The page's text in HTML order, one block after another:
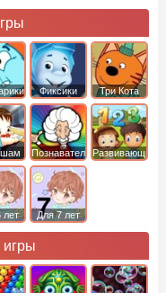
Фиксики Три Кота
ПознавательныеРазвивающие
лет Для 7 лет
игры